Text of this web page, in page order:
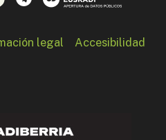
legal Accesibilidad